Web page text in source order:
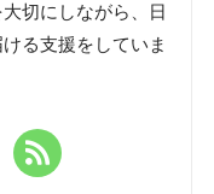
切にしながら、日
る支援をしていま